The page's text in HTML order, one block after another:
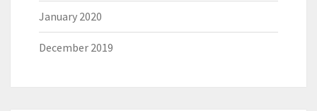
January 2020
December 2019